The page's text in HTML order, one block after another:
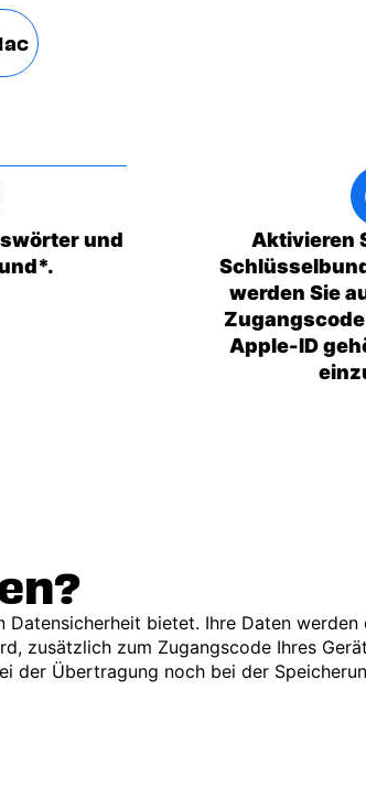
und
Aktivieren
werden Sie
Apple-ID
bietet. Ihre Daten werden
zusätzlich zum Zugangscode Ihres
der Übertragung noch bei der